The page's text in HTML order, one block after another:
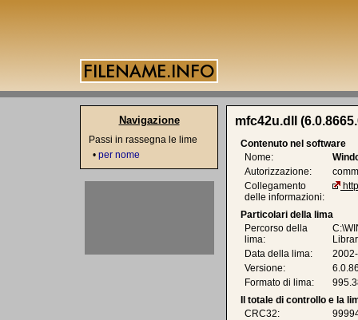
mfc42u.dll
Contenuto nel software
Nome:
Autorizzazione:
Collegamento
delle informazioni:
Particolari della lima
Percorso della
lima:
Data della lima:
Versione:
Formato di lima:
Il totale di controllo e la
CRC32:
Navigazione
Passi in rassegna le lime
• per nome